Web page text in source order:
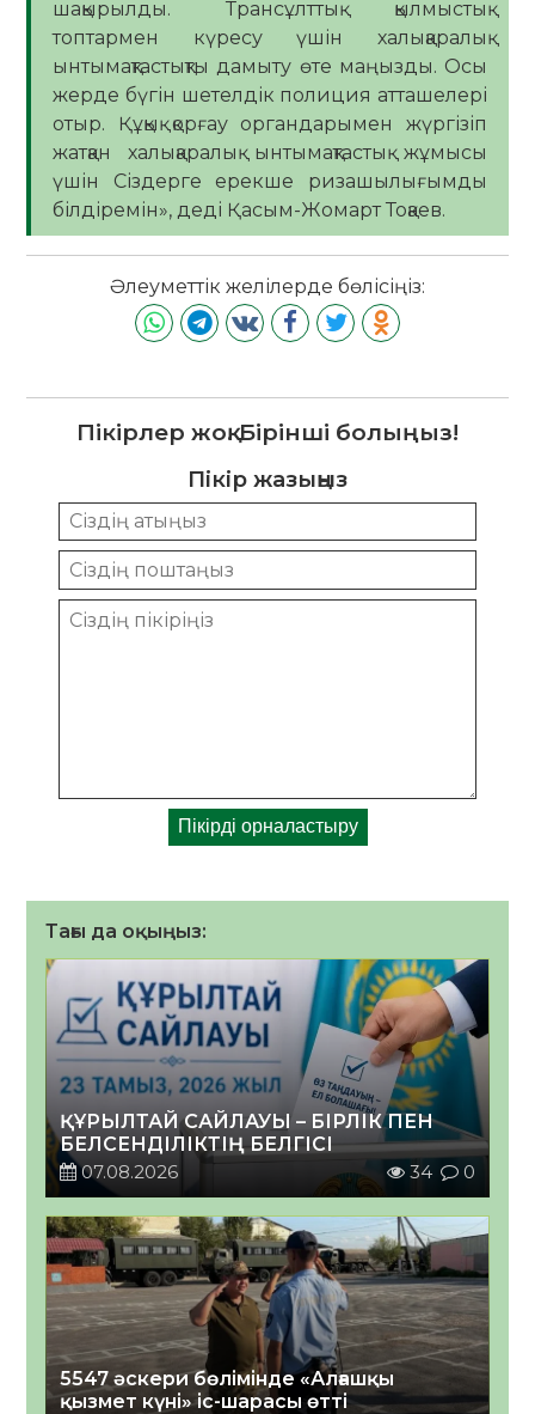
шақырылды. Трансұлттық қылмыстық
топтармен күресу үшін халықаралық
ынтымақтастықты дамыту өте маңызды. Осы
жерде бүгін шетелдік полиция атташелері
отыр. Құқық қорғау органдарымен жүргізіп
жатқан халықаралық ынтымақтастық жұмысы
үшін Сіздерге ерекше ризашылығымды
білдіремін», деді Қасым-Жомарт Тоқаев.
Әлеуметтік желілерде бөлісіңіз:
Пікірлер жоқ. Бірінші болыңыз!
Пікір жазыңыз
Тағы да оқыңыз:
ҚҰРЫЛТАЙ САЙЛАУЫ – БІРЛІК ПЕН
БЕЛСЕНДІЛІКТІҢ БЕЛГІСІ
07.08.2026
34 0
5547 әскери бөлімінде «Алғашқы
қызмет күні» іс-шарасы өтті